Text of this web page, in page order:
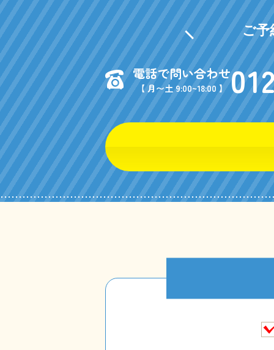
ご予
電話で問い合わせ
【 月〜土 9:00~18:00 】